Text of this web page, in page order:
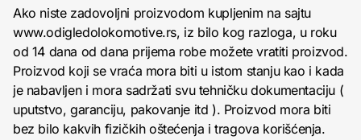
Ako niste zadovoljni proizvodom kupljenim na sajtu
www.odigledolokomotive.rs, iz bilo kog razloga, u roku
od 14 dana od dana prijema robe možete vratiti proizvod.
Proizvod koji se vraća mora biti u istom stanju kao i kada
je nabavljen i mora sadržati svu tehničku dokumentaciju (
uputstvo, garanciju, pakovanje itd ). Proizvod mora biti
bez bilo kakvih fizičkih oštećenja i tragova korišćenja.